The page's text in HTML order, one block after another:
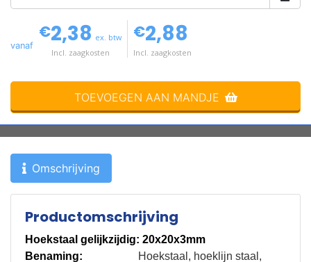
vanaf
€2,38 ex. btw
Incl. zaagkosten
€2,88
Incl. zaagkosten
TOEVOEGEN AAN MANDJE
Omschrijving
Productomschrijving
Hoekstaal gelijkzijdig: 20x20x3mm
Benaming:
Hoekstaal, hoeklijn staal,